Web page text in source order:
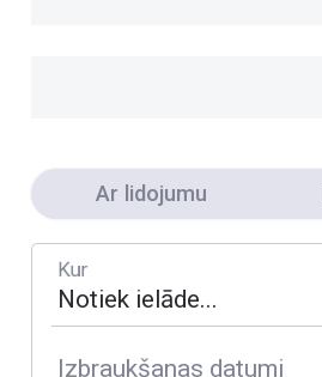
Ar lidojumu
Kur
Izbraukšanas datumi